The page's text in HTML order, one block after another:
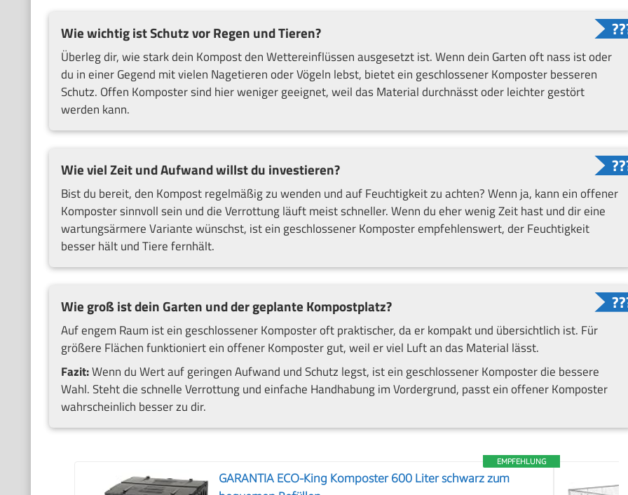
Wie wichtig ist Schutz vor Regen und Tieren?
Überleg dir, wie stark dein Kompost den Wettereinflüssen ausgesetzt ist. Wenn dein Garten oft nass ist oder
du in einer Gegend mit vielen Nagetieren oder Vögeln lebst, bietet ein geschlossener Komposter besseren
Schutz. Offen Komposter sind hier weniger geeignet, weil das Material durchnässt oder leichter gestört
werden kann.
Wie viel Zeit und Aufwand willst du investieren?
Bist du bereit, den Kompost regelmäßig zu wenden und auf Feuchtigkeit zu achten? Wenn ja, kann ein offener
Komposter sinnvoll sein und die Verrottung läuft meist schneller. Wenn du eher wenig Zeit hast und dir eine
wartungsärmere Variante wünschst, ist ein geschlossener Komposter empfehlenswert, der Feuchtigkeit
besser hält und Tiere fernhält.
Wie groß ist dein Garten und der geplante Kompostplatz?
Auf engem Raum ist ein geschlossener Komposter oft praktischer, da er kompakt und übersichtlich ist. Für
größere Flächen funktioniert ein offener Komposter gut, weil er viel Luft an das Material lässt.
Fazit:Wenn du Wert auf geringen Aufwand und Schutz legst, ist ein geschlossener Komposter die bessere
Wahl. Steht die schnelle Verrottung und einfache Handhabung im Vordergrund, passt ein offener Komposter
wahrscheinlich besser zu dir.
EMPFEHLUNG
GARANTIA ECO-King Komposter 600 Liter schwarz zum